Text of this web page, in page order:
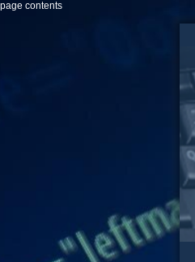
page contents